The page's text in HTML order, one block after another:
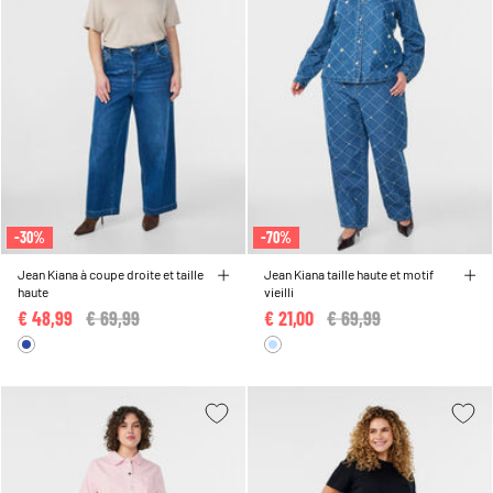
-30%
Jean Kiana à coupe droite et taille
haute
Price reduced from
€ 69,99
€ 48,99
-70%
Jean Kiana taille haute et motif
vieilli
Price reduced from
€ 69,99
€ 21,00